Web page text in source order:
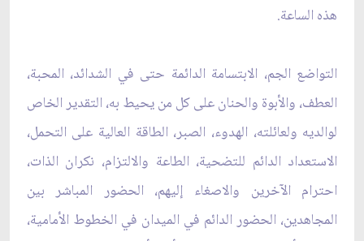
هذه الساعة.
التواضع الجم، الابتسامة الدائمة حتى في الشدائد، المحبة،
العطف، والأبوة والحنان على كل من يحيط به، التقدير الخاص
لوالديه ولعائلته، الهدوء، الصبر، الطاقة العالية على التحمل،
الاستعداد الدائم للتضحية، الطاعة والالتزام، نكران الذات،
احترام الآخرين والاصغاء إليهم، الحضور المباشر بين
المجاهدين، الحضور الدائم في الميدان في الخطوط الأمامية،